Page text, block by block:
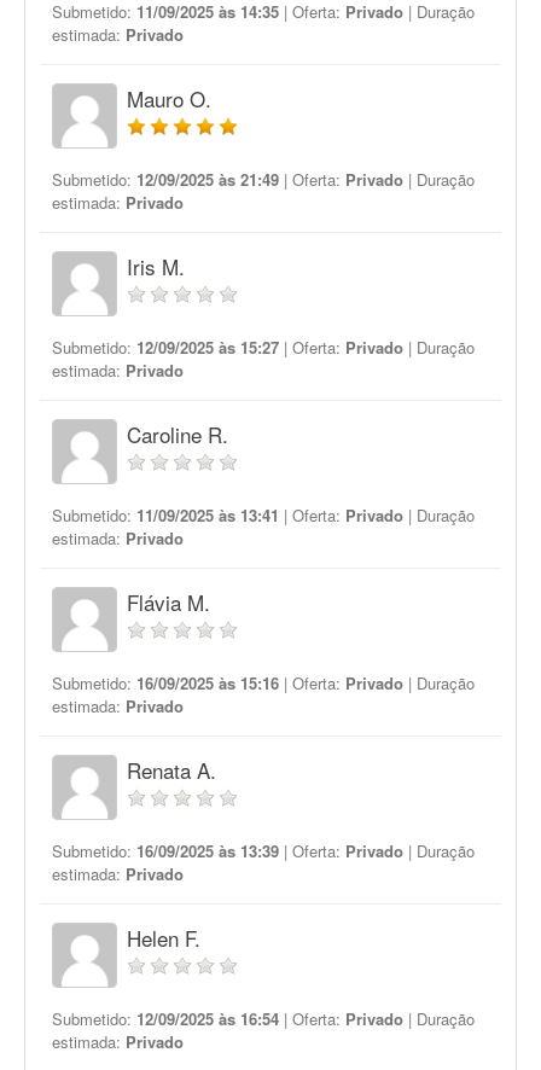
Submetido: 11/09/2025 às 14:35 | Oferta: Privado | Duração
estimada: Privado
Mauro O.
Submetido: 12/09/2025 às 21:49 | Oferta: Privado | Duração
estimada: Privado
Iris M.
Submetido: 12/09/2025 às 15:27 | Oferta: Privado | Duração
estimada: Privado
Caroline R.
Submetido: 11/09/2025 às 13:41 | Oferta: Privado | Duração
estimada: Privado
Flávia M.
Submetido: 16/09/2025 às 15:16 | Oferta: Privado | Duração
estimada: Privado
Renata A.
Submetido: 16/09/2025 às 13:39 | Oferta: Privado | Duração
estimada: Privado
Helen F.
Submetido: 12/09/2025 às 16:54 | Oferta: Privado | Duração
estimada: Privado